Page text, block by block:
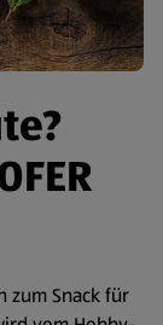
zum Snack für